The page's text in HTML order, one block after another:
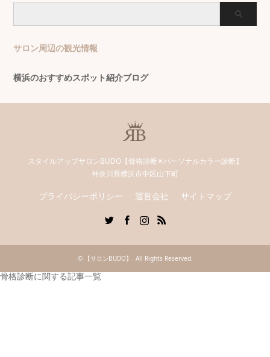
サロン周辺の観光情報
横浜のおすすめスポット紹介ブログ
スタイルアップサロンBUDO【骨格診断✕パーソナルカラー診断】
神奈川県横浜市中区山下町
プライバシーポリシー 運営会社
サイトマップ
RSS
© 【サロンBUDO】 . All Rights Reserved.
骨格診断に関する記事一覧